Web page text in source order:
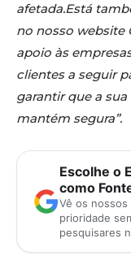
afetada.Está
no nosso website
apoio às
clientes a seguir
garantir que a
mantém segura”.
Escolhe o
como
Vê os
prioridade
pesquisares